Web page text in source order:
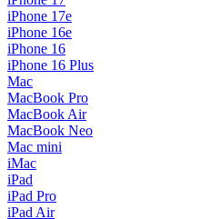
iPhone 17e
iPhone 16e
iPhone 16
iPhone 16 Plus
Mac
MacBook Pro
MacBook Air
MacBook Neo
Mac mini
iMac
iPad
iPad Pro
iPad Air